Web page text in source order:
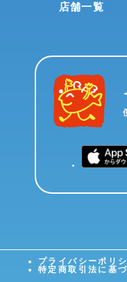
店舗一覧
プライバシーポリ
特定商取引法に基